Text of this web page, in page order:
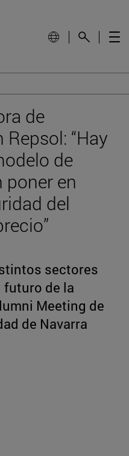
de
“Hay
de
poner en
del
sectores
futuro de la
Meeting de
de Navarra